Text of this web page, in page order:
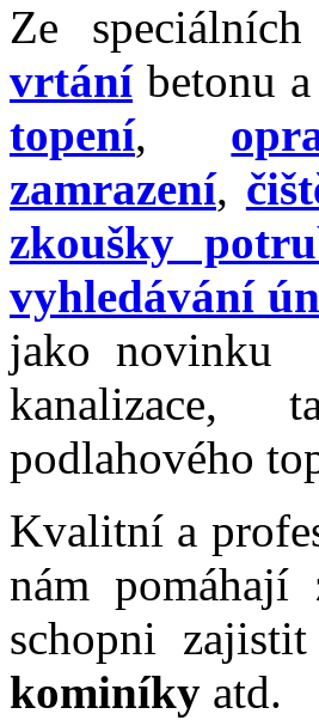
Ze
vrtáníbetonu
topení,
zamrazení,
zkoušky
vyhledávání
jako novinku
kanalizace,
podlahového
Kvalitní a
nám pomáhají
schopni
kominíky atd.